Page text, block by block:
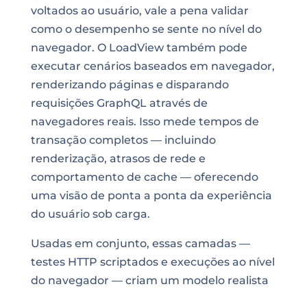
voltados ao usuário, vale a pena validar
como o desempenho se sente no nível do
navegador. O LoadView também pode
executar cenários baseados em navegador,
renderizando páginas e disparando
requisições GraphQL através de
navegadores reais. Isso mede tempos de
transação completos — incluindo
renderização, atrasos de rede e
comportamento de cache — oferecendo
uma visão de ponta a ponta da experiência
do usuário sob carga.
Usadas em conjunto, essas camadas —
testes HTTP scriptados e execuções ao nível
do navegador — criam um modelo realista